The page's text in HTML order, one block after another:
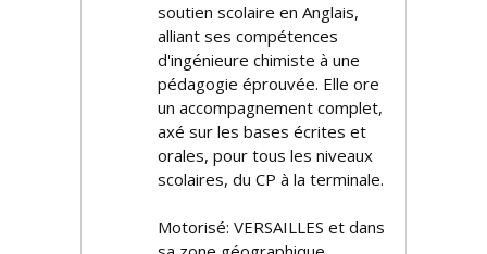
soutien scolaire en Anglais,
alliant ses compétences
d'ingénieure chimiste à une
pédagogie éprouvée. Elle offre
un accompagnement complet,
axé sur les bases écrites et
orales, pour tous les niveaux
scolaires, du CP à la terminale.
Motorisé: VERSAILLES et dans